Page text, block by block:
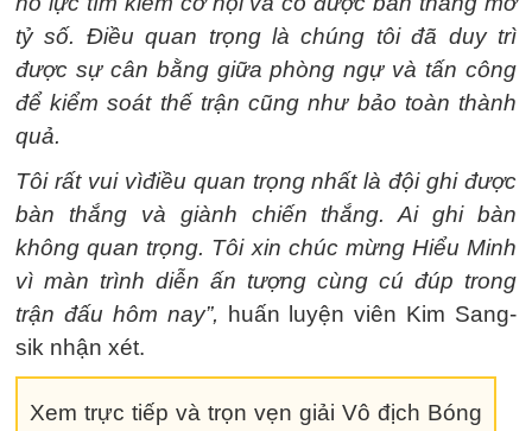
tỷ số. Điều quan trọng là chúng tôi đã duy trì
được sự cân bằng giữa phòng ngự và tấn công
để kiểm soát thế trận cũng như bảo toàn thành
quả.
Tôi rất vui vìđiều quan trọng nhất là đội ghi được
bàn thắng và giành chiến thắng. Ai ghi bàn
không quan trọng. Tôi xin chúc mừng Hiểu Minh
vì màn trình diễn ấn tượng cùng cú đúp trong
trận đấu hôm nay”,
huấn luyện viên Kim Sang-
sik nhận xét.
Xem trực tiếp và trọn vẹn giải Vô địch Bóng